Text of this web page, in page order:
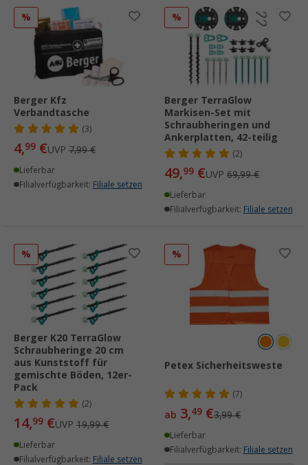
%
Berger Kfz
Verbandtasche
(3)
4,99 €UVP 7,99 €
Lieferbar
Filialverfügbarkeit: Filiale setzen
%
Berger TerraGlow
Markisen-Set mit
Schraubheringen und
Ankerplatten, 42-teilig
(2)
49,99 €UVP 69,99 €
Lieferbar
Filialverfügbarkeit: Filiale setzen
%
Berger K20 TerraGlow
Schraubheringe 20 cm
aus Kunststoff für
gemischte Böden, 12er-
Pack
(2)
14,99 €UVP 19,99 €
Lieferbar
Filialverfügbarkeit: Filiale setzen
%
Petex Sicherheitsweste
(7)
ab 3,49 €3,99 €
Lieferbar
Filialverfügbarkeit: Filiale setzen